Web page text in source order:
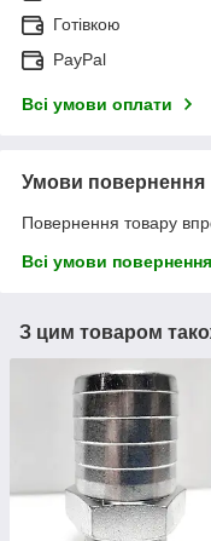
Готівкою
PayPal
Всі умови оплати
Умови повернення
Повернення товару
Всі умови повернення
З цим товаром